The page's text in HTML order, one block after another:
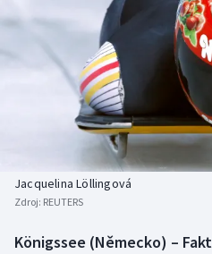
DALŠÍ SPORTY
Americký fotbal
Baseball a softbal
Basketbal
Biatlon
NEPŘEHLÉDNĚTE
Soutěže
Historické návraty
Aplikace ČT sport
Jacquelina Löllingová
Zdroj: REUTERS
Königssee (Německo) –